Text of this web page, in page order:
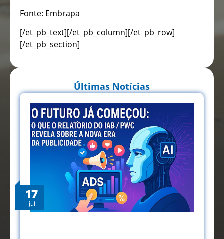
Fonte: Embrapa
[/et_pb_text][/et_pb_column][/et_pb_row]
[/et_pb_section]
Últimas Notícias
17
jul